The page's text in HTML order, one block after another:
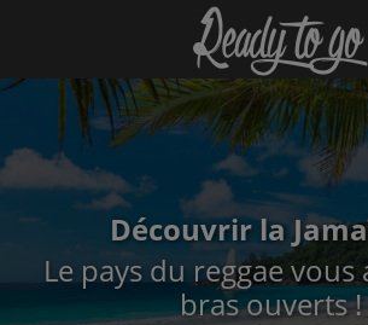
Découvrir la
Le pays du reggae vous
bras ouverts !